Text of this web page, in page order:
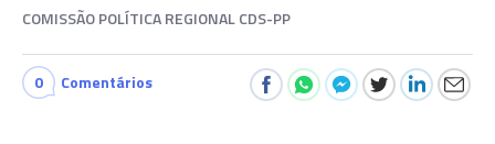
COMISSÃO POLÍTICA REGIONAL CDS-PP
0 Comentários